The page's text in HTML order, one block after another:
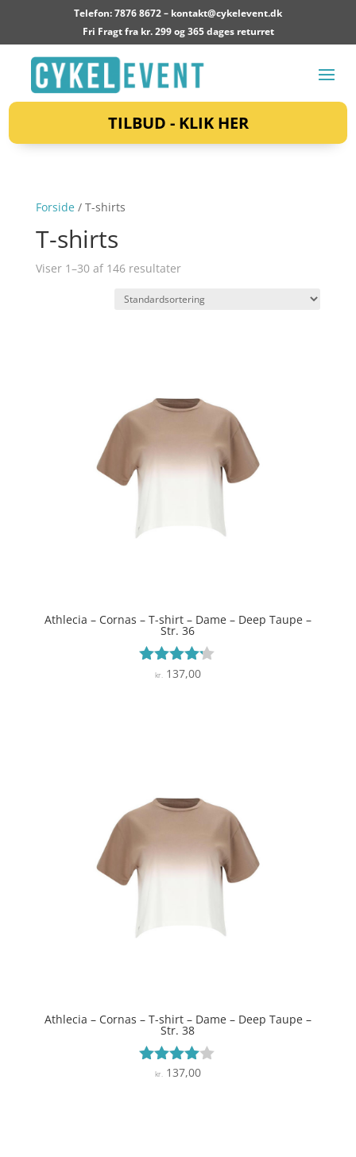
Telefon: 7876 8672 – kontakt@cykelevent.dk
Fri Fragt fra kr. 299 og 365 dages returret
TILBUD - KLIK HER
Forside/ T-shirts
T-shirts
Viser 1–30 af 146 resultater
Athlecia – Cornas – T-shirt – Dame – Deep Taupe –
Str. 36
Vurderet
kr.137,00
Athlecia – Cornas – T-shirt – Dame – Deep Taupe –
Str. 38
Vurderet
kr.137,00